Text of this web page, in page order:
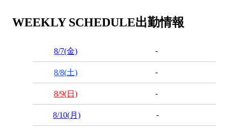
WEEKLY SCHEDULE出勤情報
8/7(金) -
8/8(土) -
8/9(日) -
8/10(月) -